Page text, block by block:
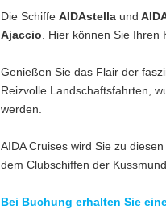
Die Schiffe AIDAstella und
Ajaccio . Hier können Sie
Genießen Sie das Flair der
Reizvolle Landschaftsfahrten,
werden.
AIDA Cruises wird Sie zu
dem Clubschiffen der
Bei Buchung erhalten Sie